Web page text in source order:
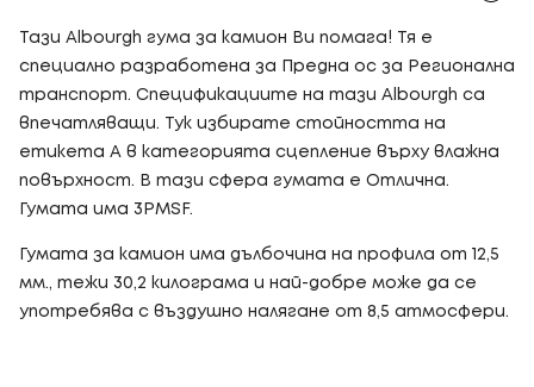
Тази Albourgh гума за камион Ви помага! Тя е
специално разработена за Предна ос за Регионална
транспорт. Спецификациите на тази Albourgh са
впечатляващи. Тук избирате стойността на
етикета A в категорията сцепление върху влажна
повърхност. В тази сфера гумата е Отлична.
Гумата има 3PMSF.
Гумата за камион има дълбочина на профила от 12,5
мм., тежи 30,2 килограма и най-добре може да се
употребява с въздушно налягане от 8,5 атмосфери.